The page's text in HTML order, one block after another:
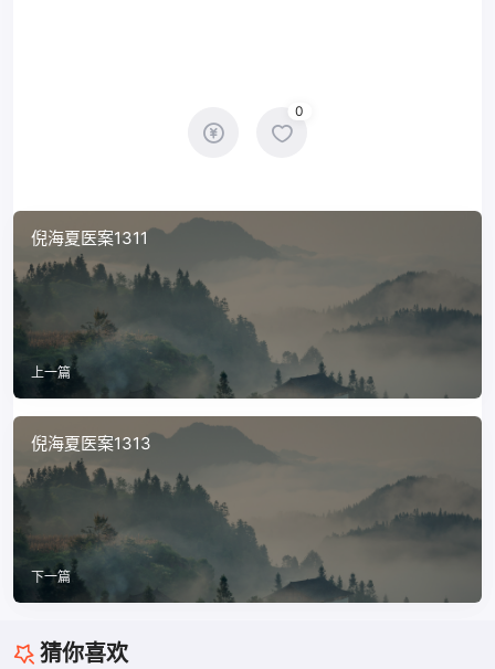
0
倪海夏医案1311
上一篇
倪海夏医案1313
下一篇
猜你喜欢